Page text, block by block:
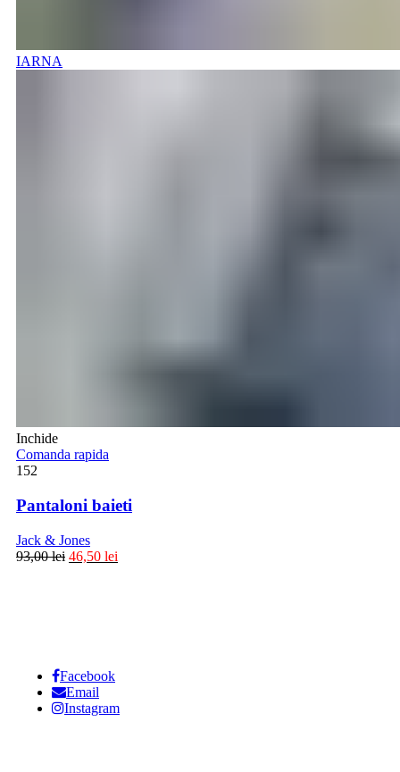
IARNA
Inchide
Comanda rapida
152
Pantaloni baieti
Jack & Jones
93,00lei 46,50 lei
Facebook
Email
Instagram